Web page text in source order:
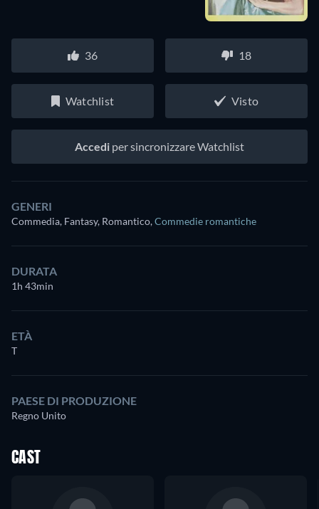
36 18
Watchlist Visto
Accedi per sincronizzare Watchlist
GENERI
Commedia, Fantasy, Romantico,Commedie romantiche
DURATA
1h 43min
ETÀ
T
PAESE DI PRODUZIONE
Regno Unito
CAST